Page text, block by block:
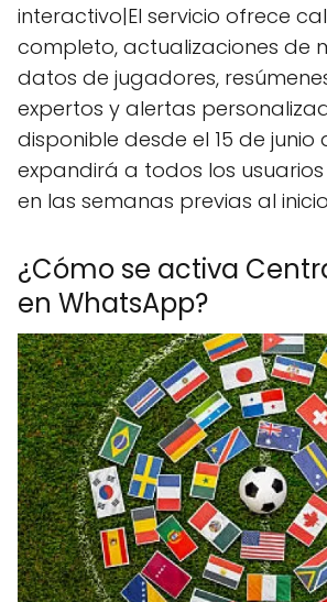
interactivo|El servicio ofrece
completo, actualizaciones de
datos de jugadores,
expertos y alertas
disponible desde el 15 de junio
expandirá a todos los
en las semanas previas al
¿Cómo se activa
en WhatsApp?